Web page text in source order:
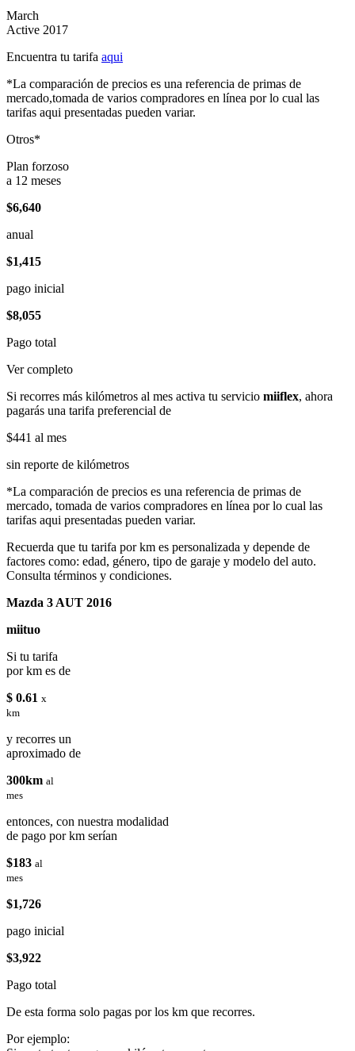
March
Active 2017
Encuentra tu tarifa aqui
*La comparación de precios es una referencia de primas de
mercado,tomada de varios compradores en línea por lo cual las
tarifas aqui presentadas pueden variar.
Otros*
Plan forzoso
a 12 meses
$6,640
anual
$1,415
pago inicial
$8,055
Pago total
Ver completo
Si recorres más kilómetros al mes activa tu servicio miiflex, ahora
pagarás una tarifa preferencial de
$441 al mes
sin reporte de kilómetros
*La comparación de precios es una referencia de primas de
mercado, tomada de varios compradores en línea por lo cual las
tarifas aqui presentadas pueden variar.
Recuerda que tu tarifa por km es personalizada y depende de
factores como: edad, género, tipo de garaje y modelo del auto.
Consulta términos y condiciones.
Mazda 3 AUT 2016
miituo
Si tu tarifa
por km es de
$ 0.61 x
km
y recorres un
aproximado de
300km al
mes
entonces, con nuestra modalidad
de pago por km serían
$183 al
mes
$1,726
pago inicial
$3,922
Pago total
De esta forma solo pagas por los km que recorres.
Por ejemplo: